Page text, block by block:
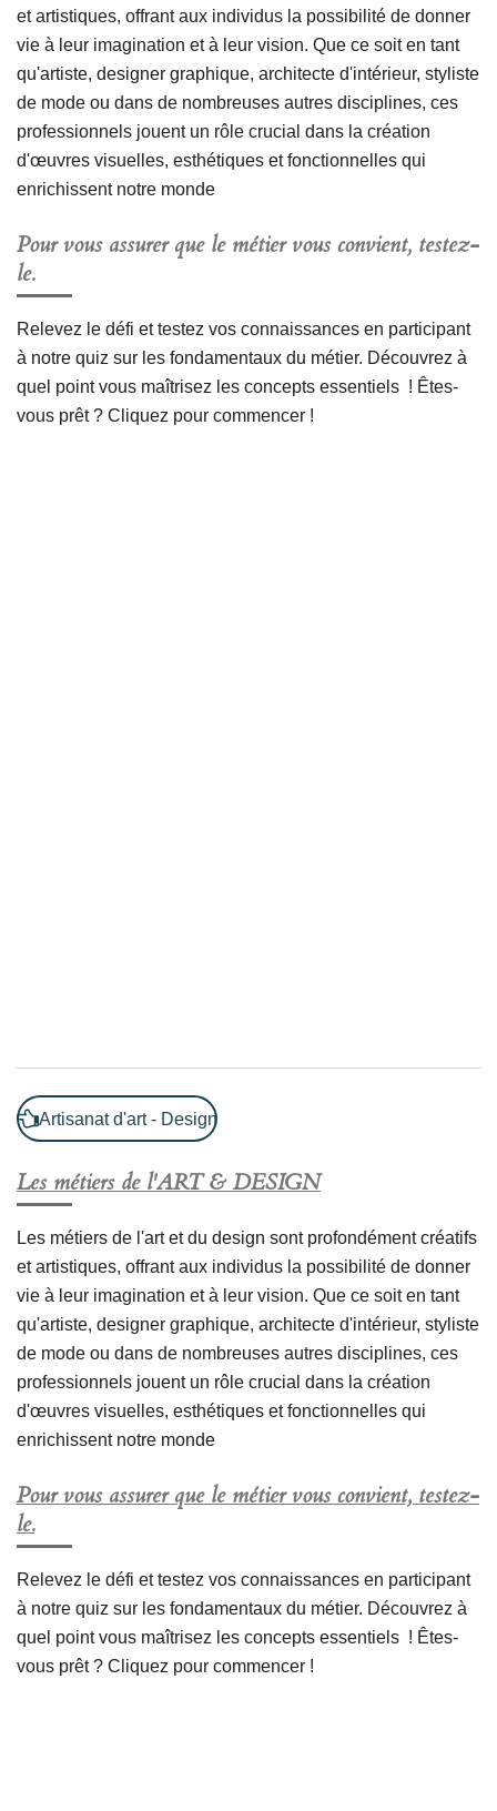
et artistiques, offrant aux individus la possibilité de donner
vie à leur imagination et à leur vision. Que ce soit en tant
qu'artiste, designer graphique, architecte d'intérieur, styliste
de mode ou dans de nombreuses autres disciplines, ces
professionnels jouent un rôle crucial dans la création
d'œuvres visuelles, esthétiques et fonctionnelles qui
enrichissent notre monde
Pour vous assurer que le métier vous convient, testez-
le.
Relevez le défi et testez vos connaissances en participant
à notre quiz sur les fondamentaux du métier. Découvrez à
quel point vous maîtrisez les concepts essentiels ! Êtes-
vous prêt ? Cliquez pour commencer !
Artisanat d'art - Design
Les métiers de l'ART & DESIGN
Les métiers de l'art et du design sont profondément créatifs
et artistiques, offrant aux individus la possibilité de donner
vie à leur imagination et à leur vision. Que ce soit en tant
qu'artiste, designer graphique, architecte d'intérieur, styliste
de mode ou dans de nombreuses autres disciplines, ces
professionnels jouent un rôle crucial dans la création
d'œuvres visuelles, esthétiques et fonctionnelles qui
enrichissent notre monde
Pour vous assurer que le métier vous convient, testez-
le.
Relevez le défi et testez vos connaissances en participant
à notre quiz sur les fondamentaux du métier. Découvrez à
quel point vous maîtrisez les concepts essentiels ! Êtes-
vous prêt ? Cliquez pour commencer !